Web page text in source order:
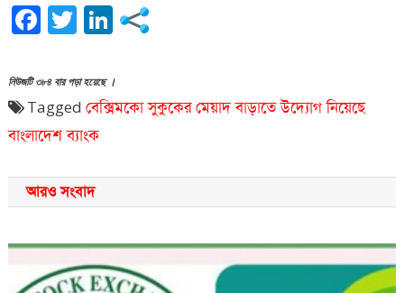
Facebook
TwitterLinkedIn
নিউজটি ৩৮৪ বার পড়া হয়েছে ।
Tagged বেক্সিমকো সুকুকের মেয়াদ বাড়াতে উদ্যোগ নিয়েছে
বাংলাদেশ ব্যাংক
আরও সংবাদ